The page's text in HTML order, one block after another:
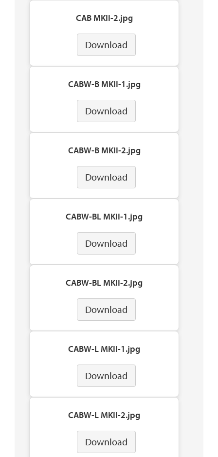
CAB MKII-2.jpg
Download
CABW-B MKII-1.jpg
Download
CABW-B MKII-2.jpg
Download
CABW-BL MKII-1.jpg
Download
CABW-BL MKII-2.jpg
Download
CABW-L MKII-1.jpg
Download
CABW-L MKII-2.jpg
Download